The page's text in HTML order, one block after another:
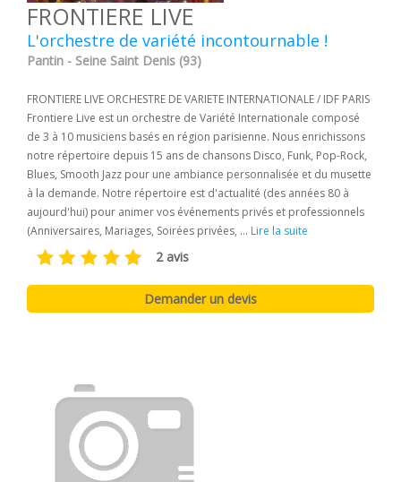
FRONTIERE LIVE
L'orchestre de variété incontournable !
Pantin - Seine Saint Denis (93)
FRONTIERE LIVE ORCHESTRE DE VARIETE INTERNATIONALE / IDF PARIS
Frontiere Live est un orchestre de Variété Internationale composé
de 3 à 10 musiciens basés en région parisienne. Nous enrichissons
notre répertoire depuis 15 ans de chansons Disco, Funk, Pop-Rock,
Blues, Smooth Jazz pour une ambiance personnalisée et du musette
à la demande. Notre répertoire est d'actualité (des années 80 à
aujourd'hui) pour animer vos événements privés et professionnels
(Anniversaires, Mariages, Soirées privées, ... Lire la suite
2 avis